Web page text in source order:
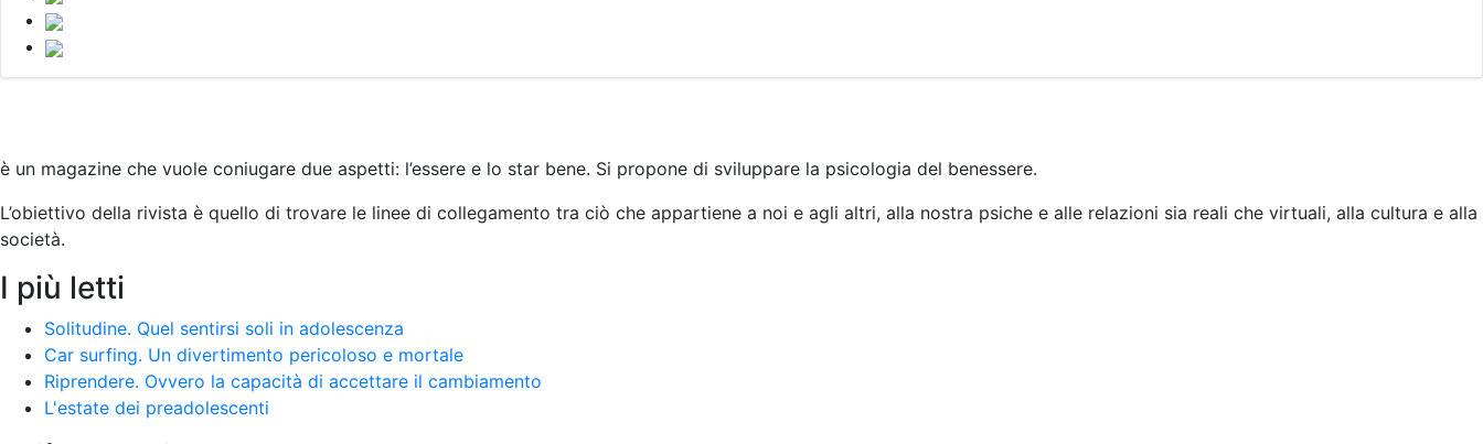
è un magazine che vuole coniugare due aspetti: l’essere e lo star bene. Si propone di sviluppare la psicologia del benessere.
L’obiettivo della rivista è quello di trovare le linee di collegamento tra ciò che appartiene a noi e agli altri, alla nostra psiche e alle relazioni sia reali che virtuali, alla cultura e alla
società.
I più letti
Solitudine. Quel sentirsi soli in adolescenza
Car surfing. Un divertimento pericoloso e mortale
Riprendere. Ovvero la capacità di accettare il cambiamento
L'estate dei preadolescenti